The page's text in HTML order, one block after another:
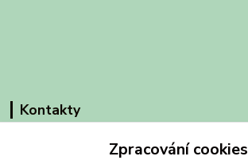
Kontakty
Obchodní dům-splněný senZpracování cookies